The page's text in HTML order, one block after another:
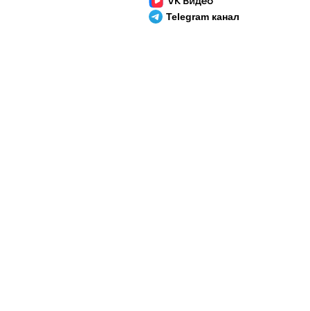
Telegram канал